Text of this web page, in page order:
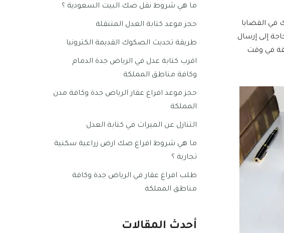
في القضايا
إلى إرسال
في وقت
ما هي شروط نقل صك البيت السعودية ؟
حجز موعد كتابة العدل المتنقلة
طريقة تحديث الصكوك القديمة الكترونيا
اقرب كتابة عدل في الرياض جدة الدمام
وكافة مناطق المملكة
حجز موعد افراغ عقار الرياض جدة وكافة مدن
المملكة
التنازل عن الميراث في كتابة العدل
ما هي شروط افراغ صك ارض زراعية سكنية
تجارية ؟
طلب افراغ عقار في الرياض جدة وكافة
مناطق المملكة
أحدث المقالات